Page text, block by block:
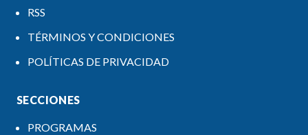
RSS
TÉRMINOS Y CONDICIONES
POLÍTICAS DE PRIVACIDAD
SECCIONES
PROGRAMAS